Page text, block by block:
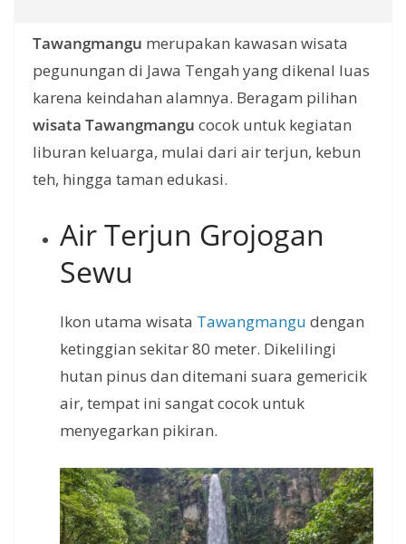
Tawangmangu merupakan kawasan wisata
pegunungan di Jawa Tengah yang dikenal luas
karena keindahan alamnya. Beragam pilihan
wisata Tawangmangu cocok untuk kegiatan
liburan keluarga, mulai dari air terjun, kebun
teh, hingga taman edukasi.
Air Terjun Grojogan
Sewu
Ikon utama wisata Tawangmangu dengan
ketinggian sekitar 80 meter. Dikelilingi
hutan pinus dan ditemani suara gemericik
air, tempat ini sangat cocok untuk
menyegarkan pikiran.